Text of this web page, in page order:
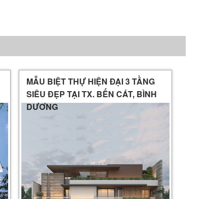
MẪU BIỆT THỰ HIỆN ĐẠI 3 TẦNG
SIÊU ĐẸP TẠI TX. BẾN CÁT, BÌNH
DƯƠNG